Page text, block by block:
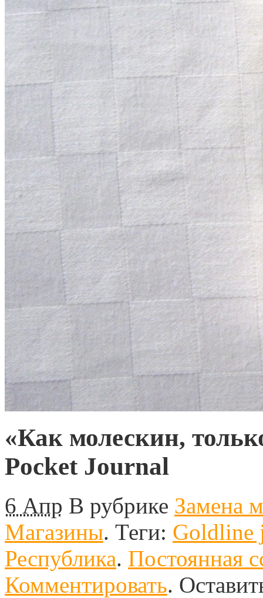
«Как молескин,
Pocket Journal
6 Апр В рубрике Замена
Магазины. Теги: Goldline
Республика. Постоянная
Комментировать.